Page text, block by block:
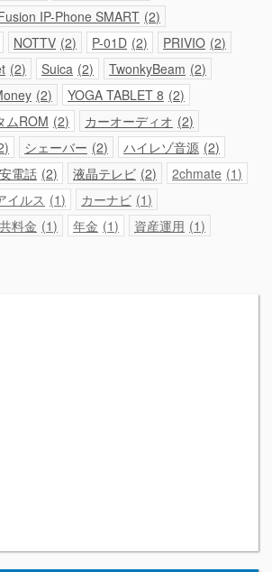
IP-Phone SMART 2
NOTTV 2 P-01D 2 PRIVIO 2
2 Suica 2 TwonkyBeam 2
2 YOGA TABLET 8 2
ムROM 2 カーオーディオ 2
シェーバー 2 ハイレゾ音源 2
電話 2 液晶テレビ 2 2chmate 1
イルス 1 カーナビ 1
料金 1 年金 1 資産運用 1